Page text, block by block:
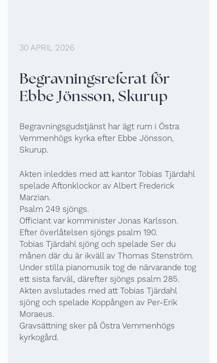
30 APRIL 2026
Begravningsreferat för
Ebbe Jönsson, Skurup
Begravningsgudstjänst har ägt rum i Östra
Vemmenhögs kyrka efter Ebbe Jönsson,
Skurup.
Akten inleddes med att kantor Tobias Tjärdahl
spelade Aftonklockor av Albert Frederick
Marzian.
Psalm 249 sjöngs.
Officiant var komminister Jonas Karlsson.
Efter överlåtelsen sjöngs psalm 190.
Tobias Tjärdahl sjöng och spelade Ser du
månen där du är ikväll av Thomas Stenström.
Under stilla pianomusik tog de närvarande tog
ett sista farväl, därefter sjöngs psalm 285.
Akten avslutades med att Tobias Tjärdahl
sjöng och spelade Koppången av Per-Erik
Moraeus.
Gravsättning sker på Östra Vemmenhögs
kyrkogård.